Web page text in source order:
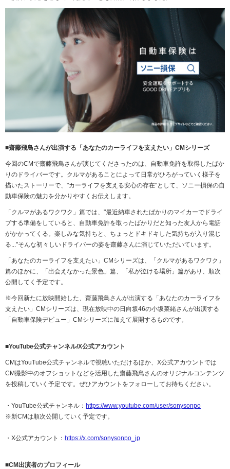
■齋藤飛鳥さんが出演する「あなたのカーライフを支えたい」 CMシリーズ
今回のCMで齋藤飛鳥さんが演じてくださったのは、自動車免許を取得したばか
りのドライバーです。クルマがあることによって日常がひろがっていく様子を
描いたストーリーで、"カーライフを支える安心の存在"として、ソニー損保の自
動車保険の魅力を分かりやすくお伝えします。
「クルマがあるワクワク」篇では、"最近納車されたばかりのマイカーでドライ
ブする準備をしていると、自動車免許を取ったばかりだと知った友人から電話
がかかってくる。楽しみな気持ちと、ちょっとドキドキした気持ちが入り混じ
る..."そんな初々しいドライバーの姿を齋藤さんに演じていただいています。
「あなたのカーライフを支えたい」CMシリーズは、「クルマがあるワクワク」
篇のほかに、「出会えなかった景色」篇、「私が泣ける場所」篇があり、順次
公開してく予定です。
※今回新たに放映開始した、齋藤飛鳥さんが出演する「あなたのカーライフを
支えたい」CMシリーズは、現在放映中の日向坂46の小坂菜緒さんが出演する
「自動車保険デビュー」CMシリーズに加えて展開するものです。
■YouTube公式チャンネル/X公式アカウント
CMはYouTube公式チャンネルで視聴いただけるほか、X公式アカウントでは
CM撮影中のオフショットなどを活用した齋藤飛鳥さんのオリジナルコンテンツ
を投稿していく予定です。ぜひアカウントをフォローしてお待ちください。
・YouTube公式チャンネル： https://www.youtube.com/user/sonysonpo
※新CMは順次公開していく予定です。
・X公式アカウント： https://x.com/sonysonpo_jp
■CM出演者のプロフィール